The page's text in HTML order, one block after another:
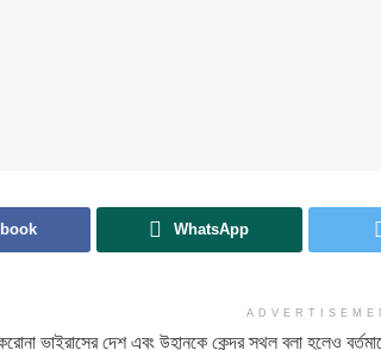
WhatsApp
ভাইরাসের দেশ এবং উহানকে কেন্দ্র স্থল বলা হলেও